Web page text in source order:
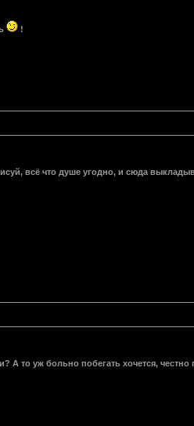
!
всё что душе угодно, и сюда
А то уж больно побегать хочется, честно